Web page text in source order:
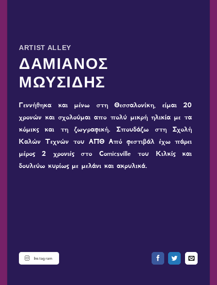
ARTIST ALLEY
ΔΑΜΙΑΝΟΣ
ΜΩΥΣΙΔΗΣ
Γεννήθηκα και μένω στη Θεσσαλονίκη, είμαι 20
χρονών και σχολούμαι απο πολύ μικρή ηλικία με τα
κόμικς και τη ζωγραφική. Σπουδάζω στη Σχολή
Καλών Τεχνών του ΑΠΘ Από φεστιβάλ έχω πάρει
μέρος 2 χρονιές στο Comicsville του Κιλκίς και
δουλεύω κυρίως με μελάνι και ακρυλικά.
Instagram